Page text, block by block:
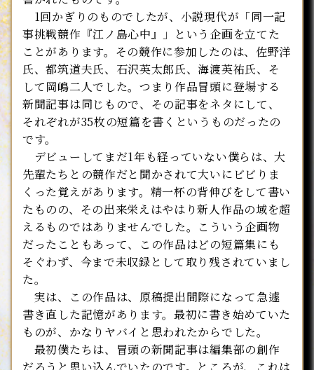
1回かぎりのものでしたが、小説現代が「同一記
事挑戦競作『江ノ島心中』」という企画を立てた
ことがあります。その競作に参加したのは、佐野洋
氏、都筑道夫氏、石沢英太郎氏、海渡英祐氏、そ
して岡嶋二人でした。つまり作品冒頭に登場する
新聞記事は同じもので、その記事をネタにして、
それぞれが35枚の短篇を書くというものだったの
です。
デビューしてまだ1年も経っていない僕らは、大
先輩たちとの競作だと聞かされて大いにビビりま
くった覚えがあります。精一杯の背伸びをして書い
たものの、その出来栄えはやはり新人作品の域を超
えるものではありませんでした。こういう企画物
だったこともあって、この作品はどの短篇集にも
そぐわず、今まで未収録として取り残されていまし
た。
実は、この作品は、原稿提出間際になって急遽
書き直した記憶があります。最初に書き始めていた
ものが、かなりヤバイと思われたからでした。
最初僕たちは、冒頭の新聞記事は編集部の創作